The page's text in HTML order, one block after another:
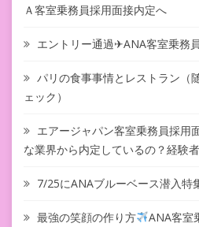
Ａ客室乗務員採用面接内定へ
エントリー通過✈ANA客室乗務
パリの食事事情とレストラン（
ェック）
エアージャパン客室乗務員採用
な業界から内定しているの？経験
7/25にANAブルーベース潜入特
最強の笑顔の作り方 ANA客室